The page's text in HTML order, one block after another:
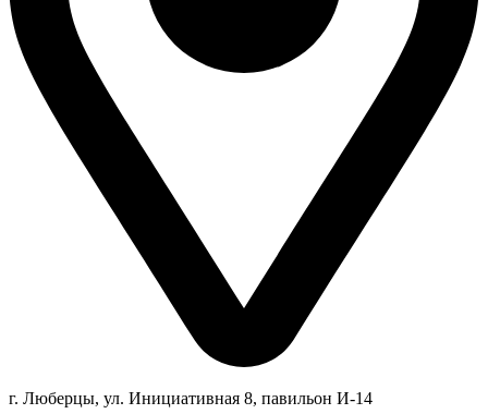
г. Люберцы, ул. Инициативная 8, павильон И-14